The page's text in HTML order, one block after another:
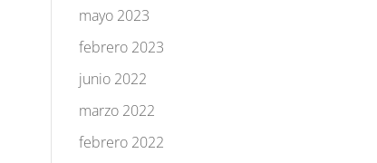
mayo 2023
febrero 2023
junio 2022
marzo 2022
febrero 2022